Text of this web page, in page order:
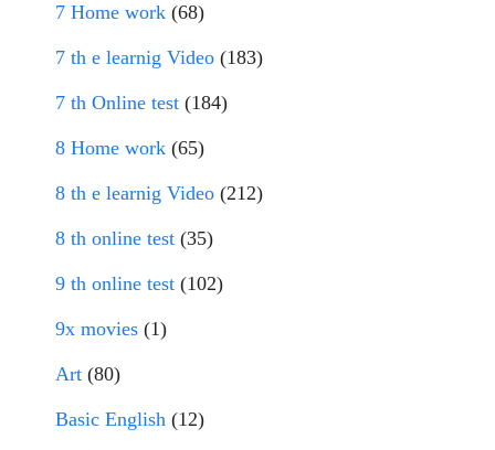
7 Home work (68)
7 th e learnig Video (183)
7 th Online test (184)
8 Home work (65)
8 th e learnig Video (212)
8 th online test (35)
9 th online test (102)
9x movies (1)
Art (80)
Basic English (12)